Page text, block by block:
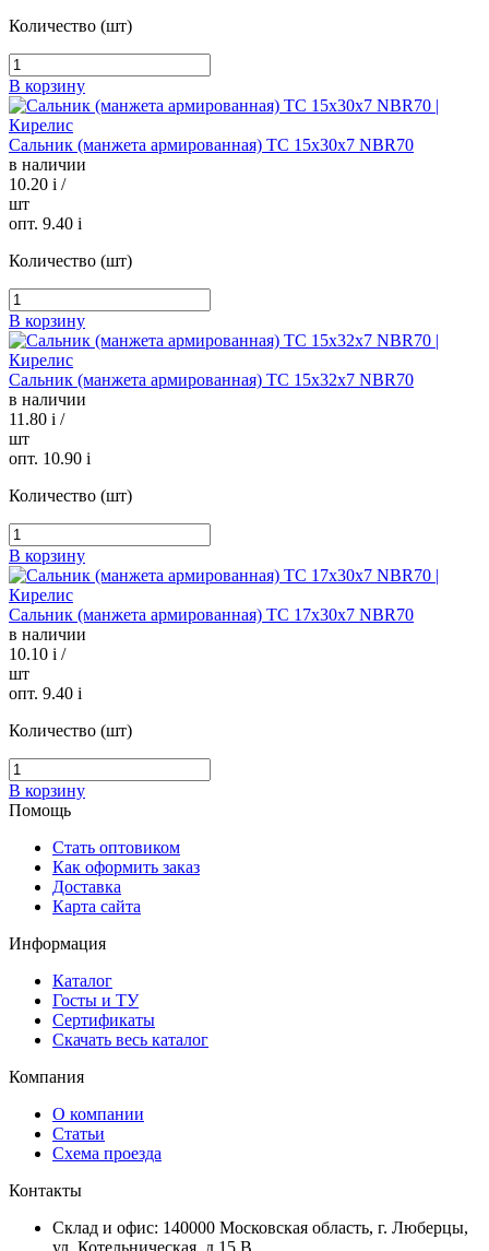
Количество (шт)
В корзину
Сальник (манжета армированная) TC 15х30х7 NBR70
в наличии
10.20 i /
шт
опт. 9.40 i
Количество (шт)
В корзину
Сальник (манжета армированная) TC 15х32х7 NBR70
в наличии
11.80 i /
шт
опт. 10.90 i
Количество (шт)
В корзину
Сальник (манжета армированная) TC 17х30х7 NBR70
в наличии
10.10 i /
шт
опт. 9.40 i
Количество (шт)
В корзину
Помощь
Стать оптовиком
Как оформить заказ
Доставка
Карта сайта
Информация
Каталог
Госты и ТУ
Сертификаты
Скачать весь каталог
Компания
О компании
Статьи
Схема проезда
Контакты
Склад и офис: 140000 Московская область, г. Люберцы,